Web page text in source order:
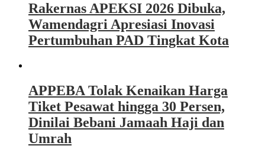
Rakernas APEKSI 2026 Dibuka,
Wamendagri Apresiasi Inovasi
Pertumbuhan PAD Tingkat Kota
APPEBA Tolak Kenaikan Harga
Tiket Pesawat hingga 30 Persen,
Dinilai Bebani Jamaah Haji dan
Umrah